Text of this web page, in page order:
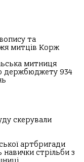
та
митців Корж
митниця
держбюджету 934
скерували
артбригади
стрільби з